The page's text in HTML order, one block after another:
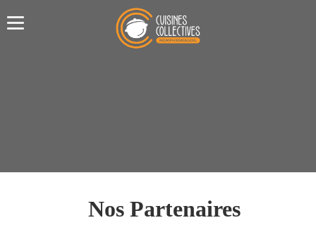
Nos Partenaires